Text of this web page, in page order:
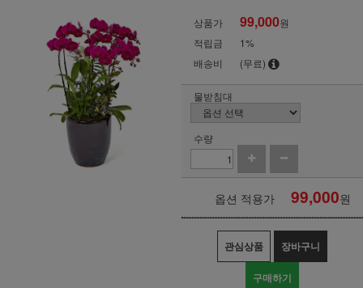
상품가 99,000원
적립금
1%
배송비
(무료)
물받침대
수량
옵션 적용가 99,000원
관심상품 장바구니
구매하기